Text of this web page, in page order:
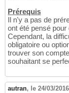
Prérequis
Il n'y a pas de
ont été pensé
Cependant, la
obligatoire ou
trouver son
souhaitant se
autran, le 24/03/